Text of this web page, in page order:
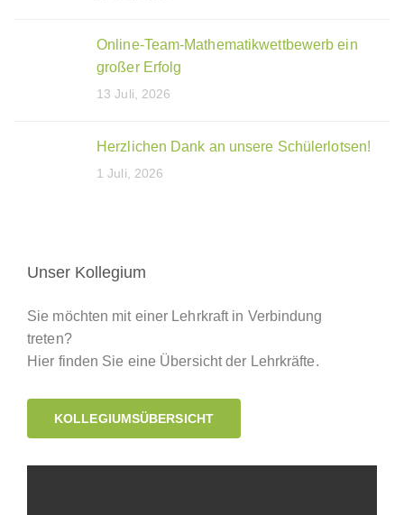
Online-Team-Mathematikwettbewerb ein
großer Erfolg
13 Juli, 2026
Herzlichen Dank an unsere Schülerlotsen!
1 Juli, 2026
Unser Kollegium
Sie möchten mit einer Lehrkraft in Verbindung
treten?
Hier finden Sie eine Übersicht der Lehrkräfte.
KOLLEGIUMSÜBERSICHT